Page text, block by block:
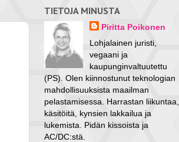
TIETOJA MINUSTA
Piritta Poikonen
Lohjalainen juristi,
vegaani ja
kaupunginvaltuutettu
(PS). Olen kiinnostunut teknologian
mahdollisuuksista maailman
pelastamisessa. Harrastan liikuntaa,
käsitöitä, kynsien lakkailua ja
lukemista. Pidän kissoista ja
AC/DC:stä.